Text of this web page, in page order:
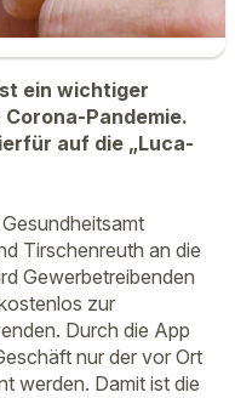
ein wichtiger
Pandemie.
auf die „Luca-
Tirschenreuth an die
Gewerbetreibenden
zur
Durch die App
nur der vor Ort
werden. Damit ist die